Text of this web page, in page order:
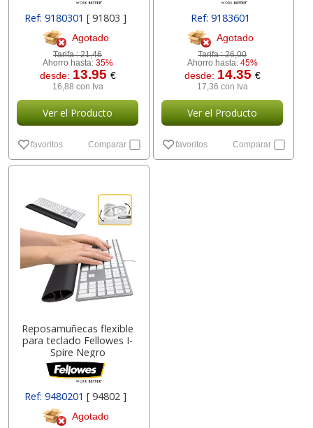
Ref: 9180301[ 91803 ]
Agotado
Tarifa :21,46
Ahorro hasta: 35%
desde: 13.95 €
16,88 con Iva
Ver el Producto
favoritos Comparar
Ref: 9183601
Agotado
Tarifa :26,00
Ahorro hasta: 45%
desde: 14.35 €
17,36 con Iva
Ver el Producto
favoritos Comparar
Reposamuñecas flexible
para teclado Fellowes I-
Spire Negro
Ref: 9480201[ 94802 ]
Agotado